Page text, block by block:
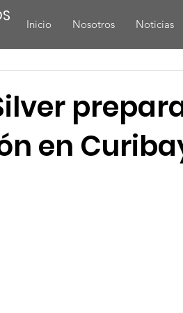
Inicio Nosotros Noticias
en